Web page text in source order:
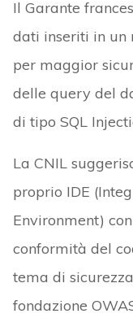
Il Garante
dati inseriti in un
per maggior
delle query del
di tipo SQL
La CNIL
proprio IDE
Environment)
conformità del
tema di
fondazione